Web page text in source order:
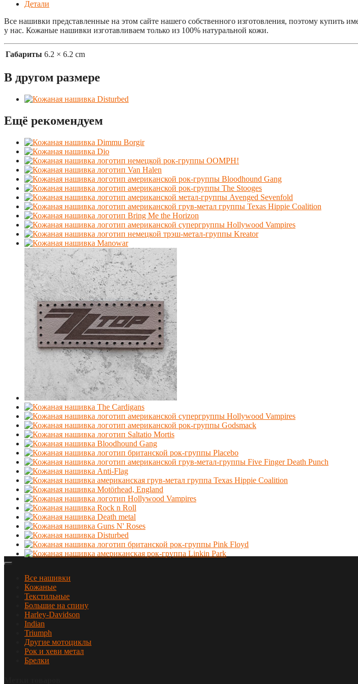
Детали
Все нашивки представленные на этом сайте нашего собственного изготовления, поэтому
у нас. Кожаные нашивки изготавливаем только из 100% натуральной кожи.
Габариты 6.2 × 6.2 cm
В другом размере
Ещё рекомендуем
Все нашивки
Кожаные
Текстильные
Большие на спину
Harley-Davidson
Indian
Triumph
Другие мотоциклы
Рок и хеви метал
Брелки